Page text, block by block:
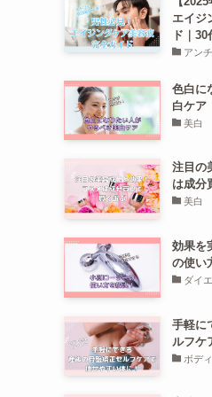
エイジ
ド｜
アン
色白に
白ケア
美白
注目の
は成分
美白
効果を
の使い
ダイ
手軽に
ルフケ
ボデ